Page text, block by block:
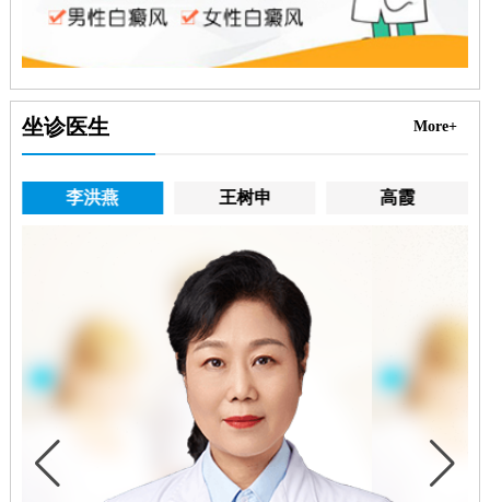
坐诊医生 More+
李洪燕 王树申 高霞